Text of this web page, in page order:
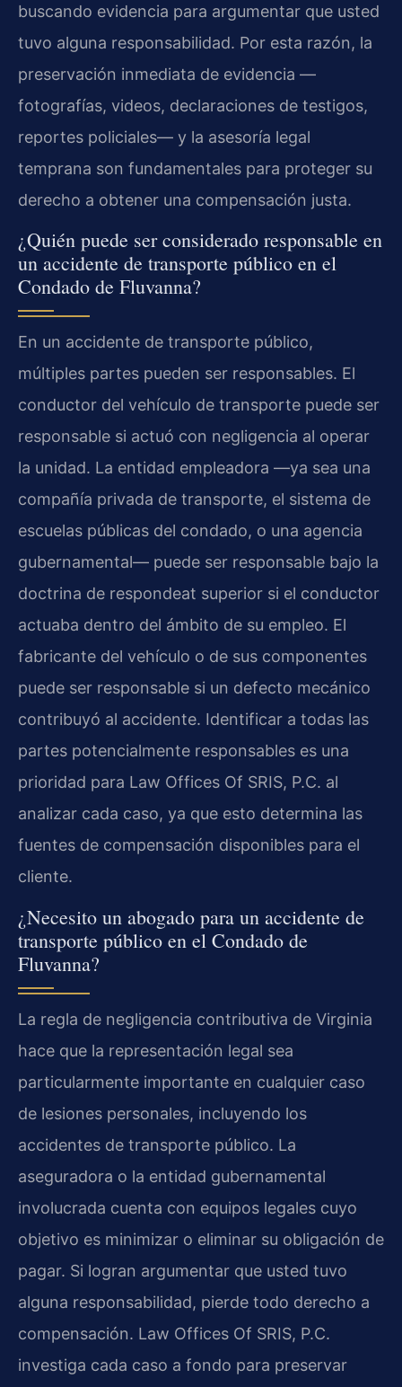
buscando evidencia para argumentar que usted
tuvo alguna responsabilidad. Por esta razón, la
preservación inmediata de evidencia —
fotografías, videos, declaraciones de testigos,
reportes policiales— y la asesoría legal
temprana son fundamentales para proteger su
derecho a obtener una compensación justa.
¿Quién puede ser considerado responsable en
un accidente de transporte público en el
Condado de Fluvanna?
En un accidente de transporte público,
múltiples partes pueden ser responsables. El
conductor del vehículo de transporte puede ser
responsable si actuó con negligencia al operar
la unidad. La entidad empleadora —ya sea una
compañía privada de transporte, el sistema de
escuelas públicas del condado, o una agencia
gubernamental— puede ser responsable bajo la
doctrina de respondeat superior si el conductor
actuaba dentro del ámbito de su empleo. El
fabricante del vehículo o de sus componentes
puede ser responsable si un defecto mecánico
contribuyó al accidente. Identificar a todas las
partes potencialmente responsables es una
prioridad para Law Offices Of SRIS, P.C. al
analizar cada caso, ya que esto determina las
fuentes de compensación disponibles para el
cliente.
¿Necesito un abogado para un accidente de
transporte público en el Condado de
Fluvanna?
La regla de negligencia contributiva de Virginia
hace que la representación legal sea
particularmente importante en cualquier caso
de lesiones personales, incluyendo los
accidentes de transporte público. La
aseguradora o la entidad gubernamental
involucrada cuenta con equipos legales cuyo
objetivo es minimizar o eliminar su obligación de
pagar. Si logran argumentar que usted tuvo
alguna responsabilidad, pierde todo derecho a
compensación. Law Offices Of SRIS, P.C.
investiga cada caso a fondo para preservar